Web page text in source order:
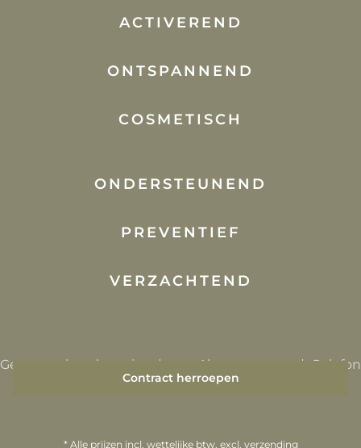
ACTIVEREND
ONTSPANNEND
COSMETISCH
ONDERSTEUNEND
PREVENTIEF
VERZACHTEND
Gegevensbescherming
Algemene
voorwaarden
Colofon
Contract herroepen
* Alle prijzen incl. wettelijke btw, excl. verzending